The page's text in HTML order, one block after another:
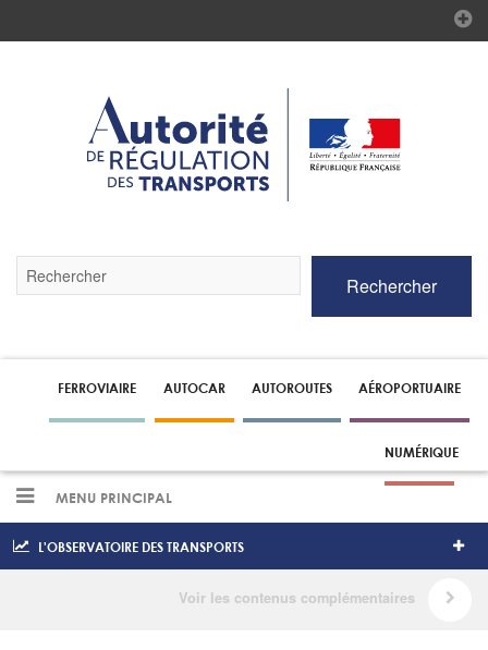
par
pour
recherche
Rechercher
FERROVIAIRE AUTOCAR AUTOROUTES AÉROPORTUAIRE
NUMÉRIQUE
MENU PRINCIPAL
L'OBSERVATOIRE DES TRANSPORTS